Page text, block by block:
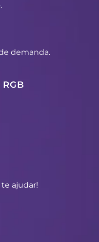
demanda.
ajudar!